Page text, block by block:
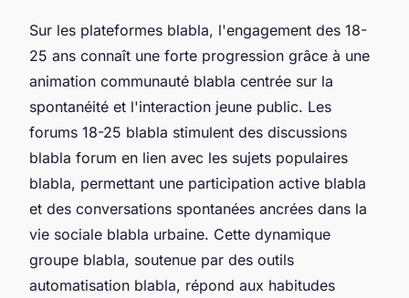
Sur les plateformes blabla, l'engagement des 18-
25 ans connaît une forte progression grâce à une
animation communauté blabla centrée sur la
spontanéité et l'interaction jeune public. Les
forums 18-25 blabla stimulent des discussions
blabla forum en lien avec les sujets populaires
blabla, permettant une participation active blabla
et des conversations spontanées ancrées dans la
vie sociale blabla urbaine. Cette dynamique
groupe blabla, soutenue par des outils
automatisation blabla, répond aux habitudes